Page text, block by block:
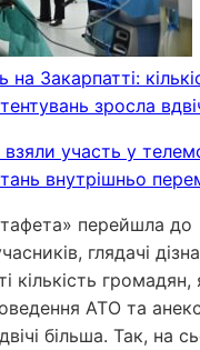
Закарпатті:
зросла
перейшла до
глядачі
кількість громадян,
АТО та
більша. Так, на